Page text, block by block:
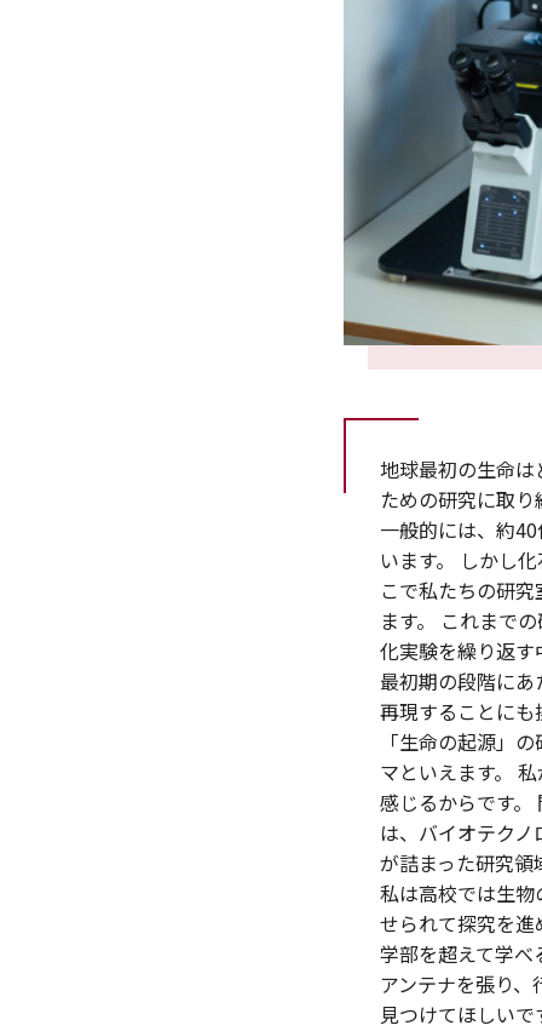
地球最初の生命
ための研究に取り
一般的には、約
います。 しかし
こで私たちの研
ます。 これまで
化実験を繰り返
最初期の段階に
再現することにも
「生命の起源」
マといえます。
感じるからです
は、バイオテク
が詰まった研究領
私は高校では生
せられて探究を
学部を超えて学
アンテナを張り
見つけてほしいで